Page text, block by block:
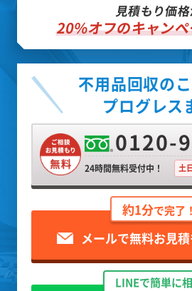
見積もり価
20%オフのキャン
不用品回収の
プログレス
0120-
24時間無料受付中！ 土
約1分で完了！
メールで無料お見
LINEで簡単に